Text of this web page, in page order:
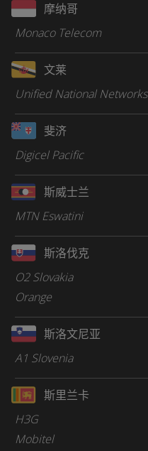
摩纳哥
Monaco Telecom
文莱
Unified National Networks
斐济
Digicel Pacific
斯威士兰
MTN Eswatini
斯洛伐克
O2 Slovakia
Orange
斯洛文尼亚
A1 Slovenia
斯里兰卡
H3G
Mobitel